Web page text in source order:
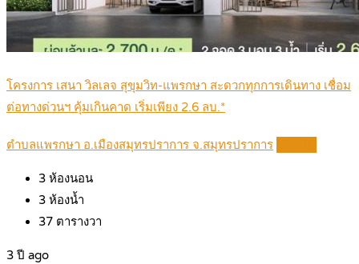
โครงการ เสนา วิลเลจ สุขุมวิท-แพรกษา สะดวกทุกการเดินทาง เชื่อม
ต่อทางด่วนฯ คุ้มเกินคาด เริ่มเพียง 2.6 ลบ.*
ตำบลแพรกษา อ.เมืองสมุทรปราการ จ.สมุทรปราการ
3 ห้องนอน
3 ห้องน้ำ
37 ตารางวา
3 ปี ago